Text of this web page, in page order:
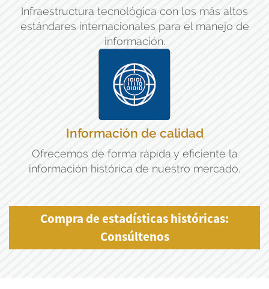
Infraestructura tecnológica con los más altos
estándares internacionales para el manejo de
información.
Información de calidad
Ofrecemos de forma rápida y eficiente la
información histórica de nuestro mercado.
Compra de estadísticas históricas:
Consúltenos